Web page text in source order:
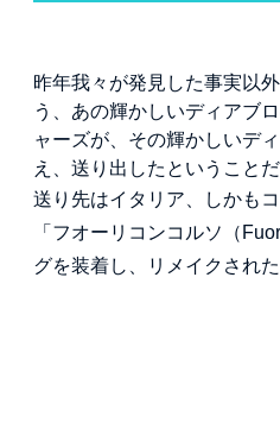
昨年我々が発見した事実以
う、あの輝かしいディアブ
ャーズが、その輝かしいデ
え、送り出したということだ
送り先はイタリア、しかも
「フオーリコンコルソ（
グを装着し、リメイクされ